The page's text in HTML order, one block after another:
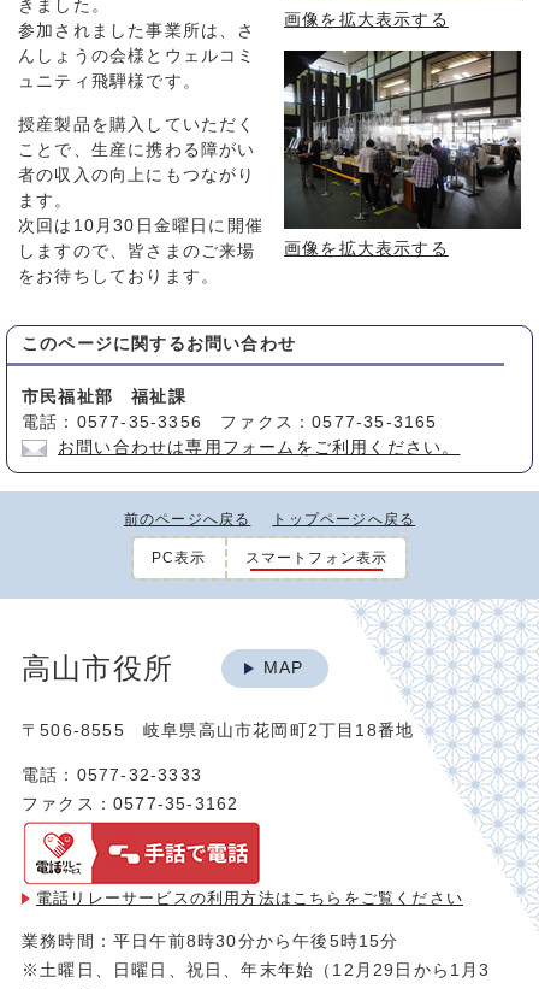
画像を拡大表示する
画像を拡大表示する
きました。
参加されました事業所は、さ
んしょうの会様とウェルコミ
ュニティ飛騨様です。
授産製品を購入していただく
ことで、生産に携わる障がい
者の収入の向上にもつながり
ます。
次回は10月30日金曜日に開催
しますので、皆さまのご来場
をお待ちしております。
このページに関する お問い合わせ
市民福祉部 福祉課
電話：0577-35-3356 ファクス：0577-35-3165
お問い合わせは専用フォームをご利用ください。
前のページへ戻る トップページへ戻る
PC表示 スマートフォン表示
高山市役所 MAP
〒506-8555 岐阜県高山市花岡町2丁目18番地
電話：0577-32-3333
ファクス：0577-35-3162
電話リレーサービスの利用方法は こちらをご覧ください
業務時間：平日午前8時30分から午後5時15分
※土曜日、日曜日、祝日、年末年始（12月29日から1月3